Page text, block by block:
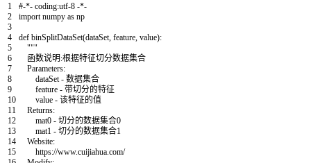
1
2
3
4
5
6
7
8
9
10
11
12
13
14
15
#-*- coding:utf-8 -*-
import numpy as np
def binSplitDataSet(dataSet feature value):
"""
函数说明:根据特征切分数据集合
Parameters:
dataSet - 数据集合
feature - 带切分的特征
value - 该特征的值
Returns:
mat0 - 切分的数据集合0
mat1 - 切分的数据集合1
Website:
https://www.cuijiahua.com/